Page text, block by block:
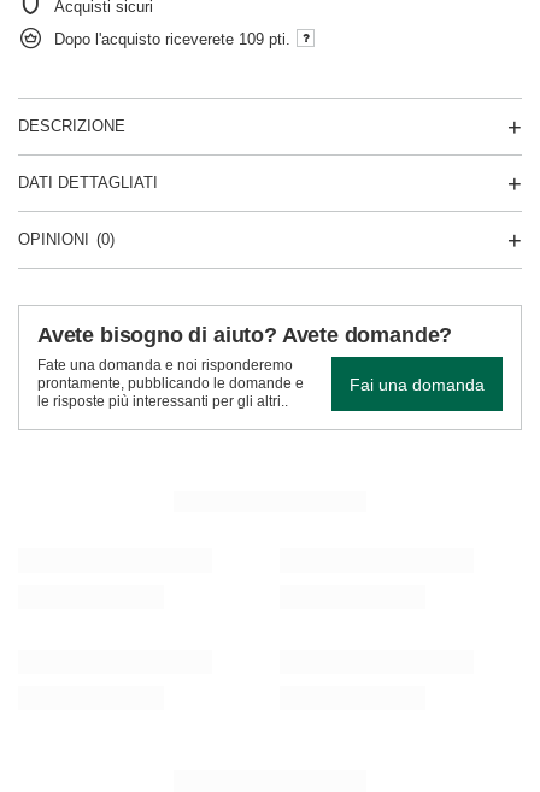
Acquisti sicuri
Dopo l'acquisto riceverete 109 pti.
DESCRIZIONE
DATI DETTAGLIATI
OPINIONI (0)
Avete bisogno di aiuto? Avete domande?
Fate una domanda e noi risponderemo
prontamente, pubblicando le domande e
le risposte più interessanti per gli altri..
Fai una domanda